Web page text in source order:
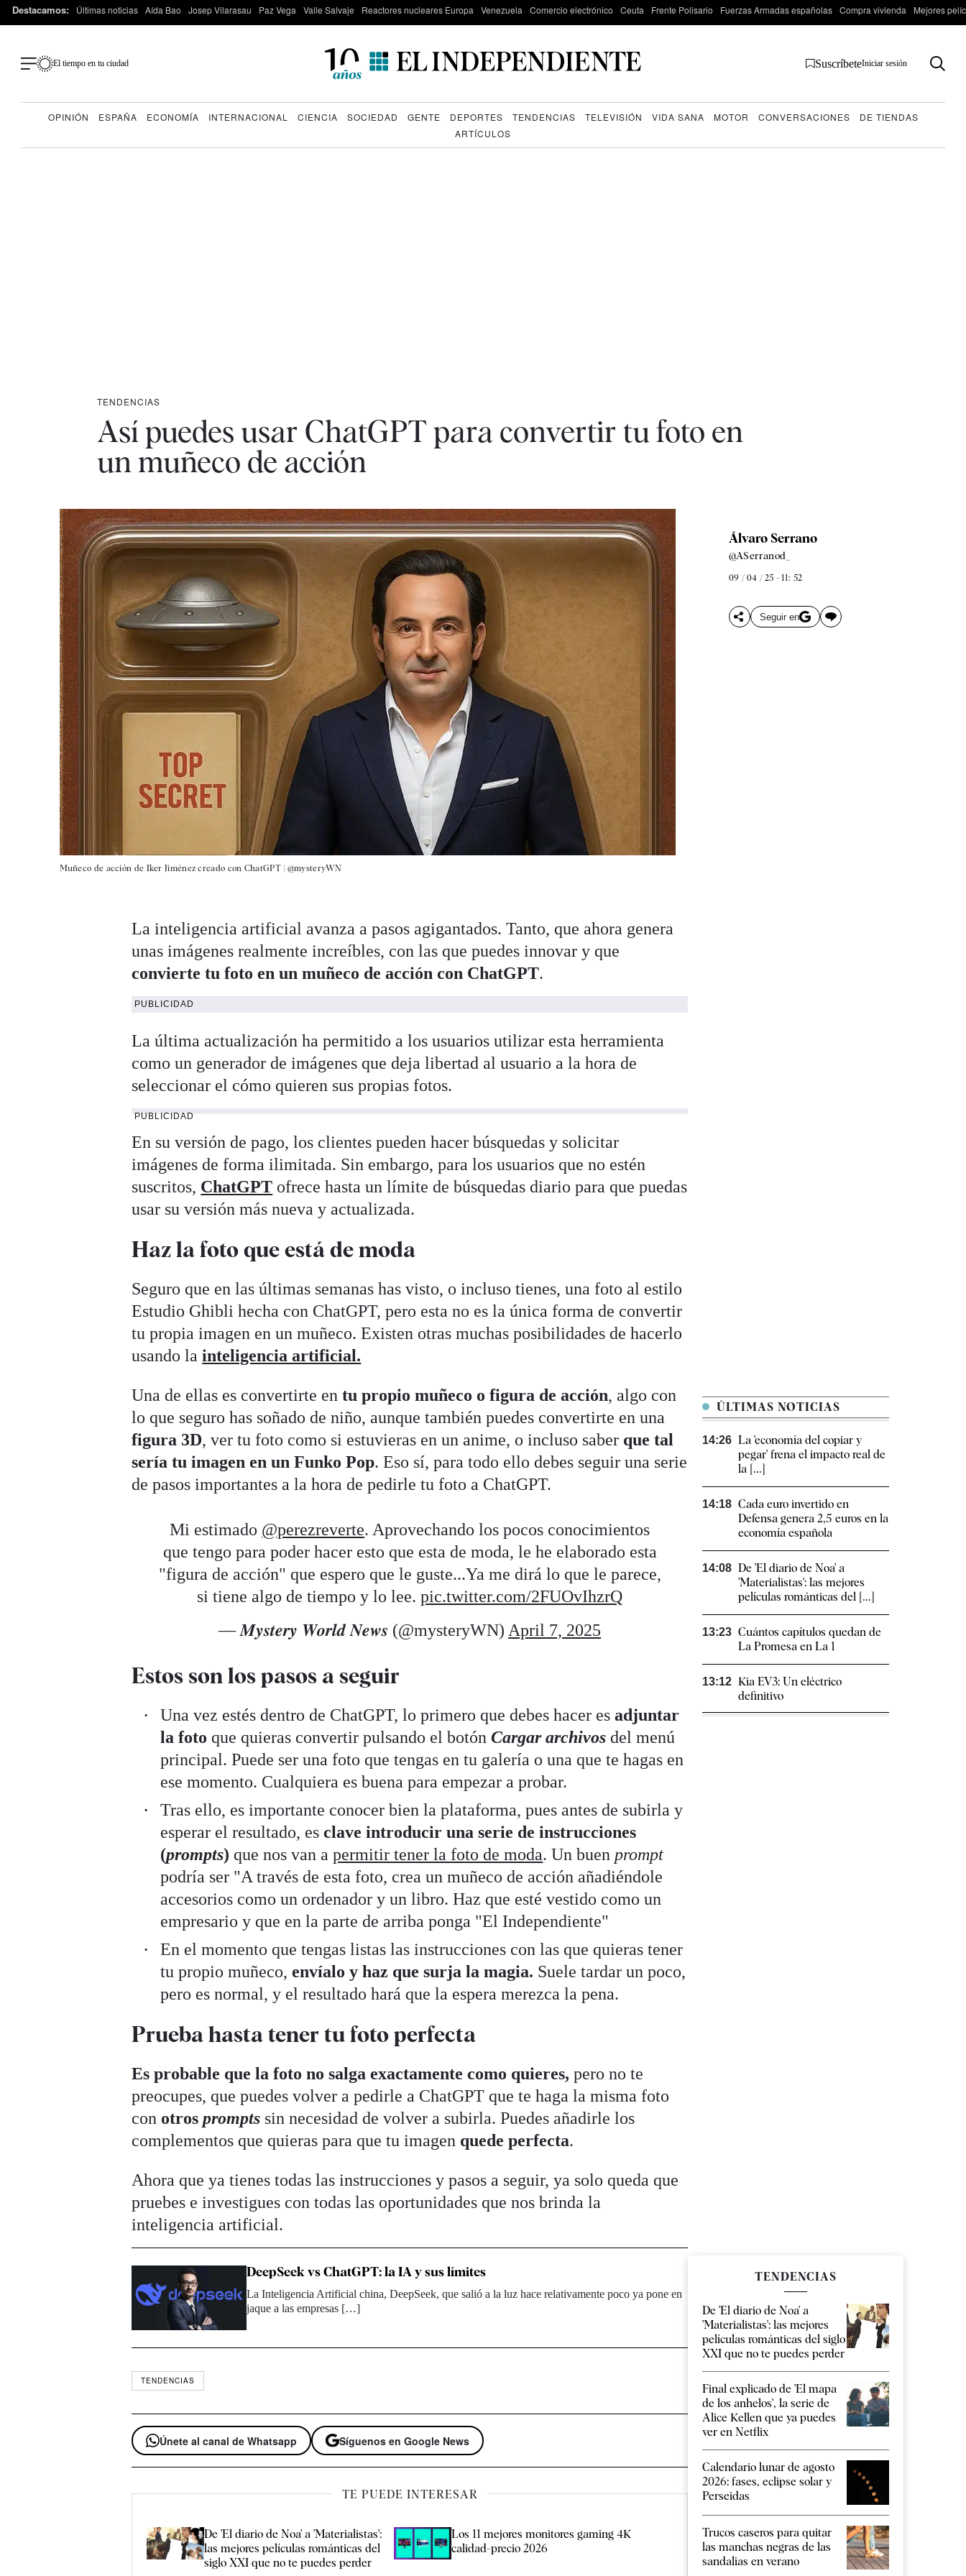
Destacamos: Últimas noticias Aída Bao Josep Vilarasau Paz Vega Valle Salvaje Reactores nucleares Europa Venezuela Comercio electrónico Ceuta Frente Polisario Fuerzas Armadas españolas Compra vivienda Mejores
El tiempo en tu ciudad SuscríbeteIniciar sesión
OPINIÓN ESPAÑA ECONOMÍA INTERNACIONAL CIENCIA SOCIEDAD GENTE DEPORTES TENDENCIAS TELEVISIÓN VIDA SANA MOTOR CONVERSACIONES
DE TIENDAS
ARTÍCULOS
TENDENCIAS
Así puedes usar ChatGPT para convertir tu foto en
un muñeco de acción
Muñeco de acción de Iker Jiménez creado con ChatGPT | @mysteryWN
Álvaro Serrano
@ASerranod_
09 / 04 / 25 - 11: 52
Seguir en
La inteligencia artificial avanza a pasos agigantados. Tanto, que ahora genera
unas imágenes realmente increíbles, con las que puedes innovar y que
convierte tu foto en un muñeco de acción con ChatGPT.
PUBLICIDAD
La última actualización ha permitido a los usuarios utilizar esta herramienta
como un generador de imágenes que deja libertad al usuario a la hora de
seleccionar el cómo quieren sus propias fotos.
PUBLICIDAD
En su versión de pago, los clientes pueden hacer búsquedas y solicitar
imágenes de forma ilimitada. Sin embargo, para los usuarios que no estén
suscritos, ChatGPT ofrece hasta un límite de búsquedas diario para que puedas
usar su versión más nueva y actualizada.
Haz la foto que está de moda
Seguro que en las últimas semanas has visto, o incluso tienes, una foto al estilo
Estudio Ghibli hecha con ChatGPT, pero esta no es la única forma de convertir
tu propia imagen en un muñeco. Existen otras muchas posibilidades de hacerlo
usando lainteligencia artificial.
Una de ellas es convertirte entu propio muñeco o figura de acción, algo con
lo que seguro has soñado de niño, aunque también puedes convertirte en una
figura 3D, ver tu foto como si estuvieras en un anime, o incluso saber que tal
sería tu imagen en un Funko Pop. Eso sí, para todo ello debes seguir una serie
de pasos importantes a la hora de pedirle tu foto a ChatGPT.
Mi estimado @perezreverte. Aprovechando los pocos conocimientos
que tengo para poder hacer esto que esta de moda, le he elaborado esta
"figura de acción" que espero que le guste...Ya me dirá lo que le parece,
si tiene algo de tiempo y lo lee.pic.twitter.com/2FUOvIhzrQ
— 𝑴𝒚𝒔𝒕𝒆𝒓𝒚 𝑾𝒐𝒓𝒍𝒅 𝑵𝒆𝒘𝒔 (@mysteryWN) April 7, 2025
Estos son los pasos a seguir
Una vez estés dentro de ChatGPT, lo primero que debes hacer esadjuntar
la foto que quieras convertir pulsando el botónCargar archivos del menú
principal. Puede ser una foto que tengas en tu galería o una que te hagas en
ese momento. Cualquiera es buena para empezar a probar.
Tras ello, es importante conocer bien la plataforma, pues antes de subirla y
esperar el resultado, esclave introducir una serie de instrucciones
(prompts) que nos van apermitir tener la foto de moda. Un buen prompt
podría ser "A través de esta foto, crea un muñeco de acción añadiéndole
accesorios como un ordenador y un libro. Haz que esté vestido como un
empresario y que en la parte de arriba ponga "El Independiente"
En el momento que tengas listas las instrucciones con las que quieras tener
tu propio muñeco,envíalo y haz que surja la magia. Suele tardar un poco,
pero es normal, y el resultado hará que la espera merezca la pena.
Prueba hasta tener tu foto perfecta
Es probable que la foto no salga exactamente como quieres, pero no te
preocupes, que puedes volver a pedirle a ChatGPT que te haga la misma foto
con otrosprompts sin necesidad de volver a subirla. Puedes añadirle los
complementos que quieras para que tu imagen quede perfecta.
Ahora que ya tienes todas las instrucciones y pasos a seguir, ya solo queda que
pruebes e investigues con todas las oportunidades que nos brinda la
inteligencia artificial.
DeepSeek vs ChatGPT: la IA y sus límites
La Inteligencia Artificial china, DeepSeek, que salió a la luz hace relativamente poco ya pone en
jaque a las empresas […]
TENDENCIAS
Únete al canal de Whatsapp Síguenos en Google News
TE PUEDE INTERESAR
De 'El diario de Noa' a 'Materialistas':
las mejores películas románticas del
siglo XXI que no te puedes perder
Los 11 mejores monitores gaming 4K
calidad-precio 2026
ÚLTIMAS NOTICIAS
14:26 La 'economía del copiar y
pegar' frena el impacto real de
la [...]
14:18 Cada euro invertido en
Defensa genera 2,5 euros en la
economía española
14:08 De 'El diario de Noa' a
'Materialistas': las mejores
películas románticas del [...]
13:23 Cuántos capítulos quedan de
La Promesa en La 1
13:12 Kia EV3: Un eléctrico
definitivo
TENDENCIAS
De 'El diario de Noa' a
'Materialistas': las mejores
películas románticas del siglo
XXI que no te puedes perder
Final explicado de 'El mapa
de los anhelos', la serie de
Alice Kellen que ya puedes
ver en Netflix
Calendario lunar de agosto
2026: fases, eclipse solar y
Perseidas
Trucos caseros para quitar
las manchas negras de las
sandalias en verano